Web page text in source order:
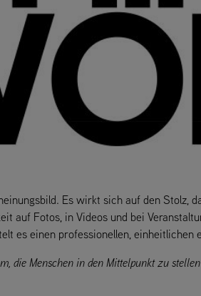
Es wirkt sich auf den Stolz,
auf Fotos, in Videos und bei
es einen professionellen, einheitlichen
die Menschen in den Mittelpunkt zu